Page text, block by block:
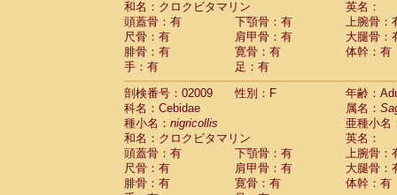
PitheciidaeCallicebus moloch(0)
Pitheciidae Callicebus torquatus(0)
Pitheciidae Callicebus
Pitheciidae Chiropotes satanas
Pitheciidae Pithecia monachus
Pitheciidae Pithecia pithecia (0)
Cercopithecidae Cercocebus agilis (0)
Cercopithecidae
Cercocebus
Cercopithecidae
Cercocebus
CercopithecidaeCercocebus
CercopithecidaeCercocebus
CercopithecidaeCercocebus hybrid(2)
和名：クロクビタマリン
英名：
頭蓋骨：有
下顎骨：有
上腕骨：
尺骨：有
肩甲骨：有
大腿骨：
腓骨：有
寛骨：有
体幹：有
手：有
足：有
剖検番号：02009
性別：F
年齢：
科名：Cebidae
属名：
種小名： nigricollis
亜種小名
和名：クロクビタマリン
英名：
頭蓋骨：有
下顎骨：有
上腕骨：
尺骨：有
肩甲骨：有
大腿骨：
腓骨：有
寛骨：有
体幹：有